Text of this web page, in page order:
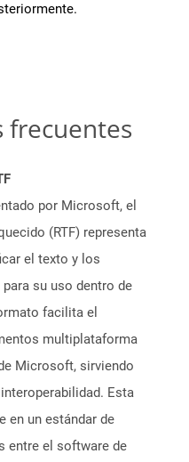
frecuentes
por Microsoft, el
(RTF) representa
el texto y los
su uso dentro de
facilita el
multiplataforma
Microsoft, sirviendo
Esta
en un estándar de
entre el software de